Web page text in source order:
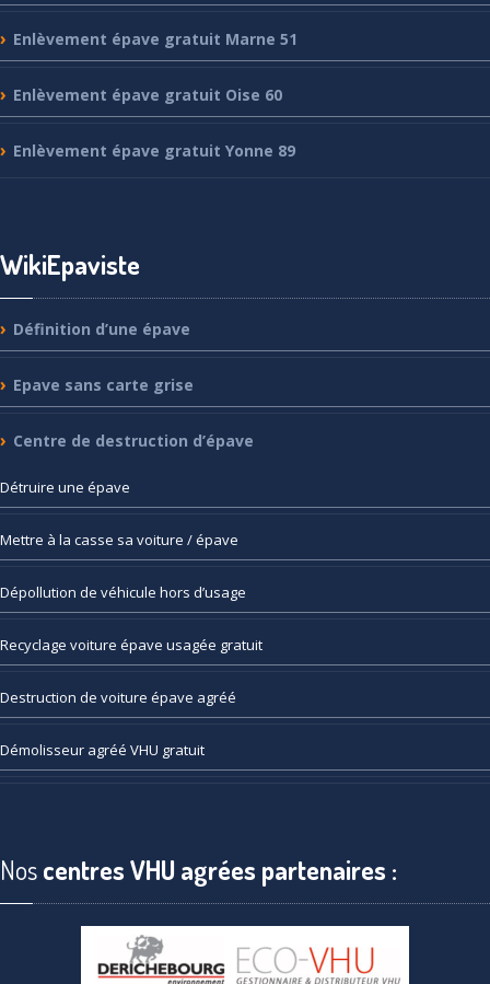
Enlèvement épave gratuit Marne 51
Enlèvement épave gratuit Oise 60
Enlèvement épave gratuit Yonne 89
WikiEpaviste
Définition d’une épave
Epave sans carte grise
Centre de destruction d’épave
Détruire une épave
Mettre à la casse sa voiture / épave
Dépollution de véhicule hors d’usage
Recyclage voiture épave usagée gratuit
Destruction de voiture épave agréé
Démolisseur agréé VHU gratuit
Noscentres VHU agrées partenaires :